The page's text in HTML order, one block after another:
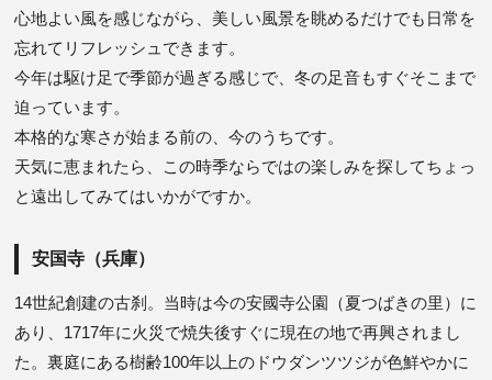
心地よい風を感じながら、美しい風景を眺めるだけでも日常を
忘れてリフレッシュできます。
今年は駆け足で季節が過ぎる感じで、冬の足音もすぐそこまで
迫っています。
本格的な寒さが始まる前の、今のうちです。
天気に恵まれたら、この時季ならではの楽しみを探してちょっ
と遠出してみてはいかがですか。
安国寺（兵庫）
14世紀創建の古刹。当時は今の安國寺公園（夏つばきの里）に
あり、1717年に火災で焼失後すぐに現在の地で再興されまし
た。裏庭にある樹齢100年以上のドウダンツツジが色鮮やかに